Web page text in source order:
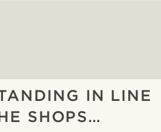
IN LINE
SHOPS…